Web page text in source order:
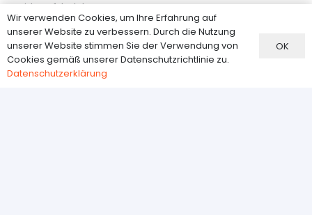
Widerrufsbelehrung
Datenschutzerklärung
Kundenservice
Wir verwenden Cookies, um Ihre Erfahrung auf
unserer Website zu verbessern. Durch die Nutzung
unserer Website stimmen Sie der Verwendung von
Cookies gemäß unserer Datenschutzrichtlinie zu.
Datenschutzerklärung
OK